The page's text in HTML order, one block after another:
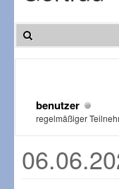
benutzer
regelmäßiger